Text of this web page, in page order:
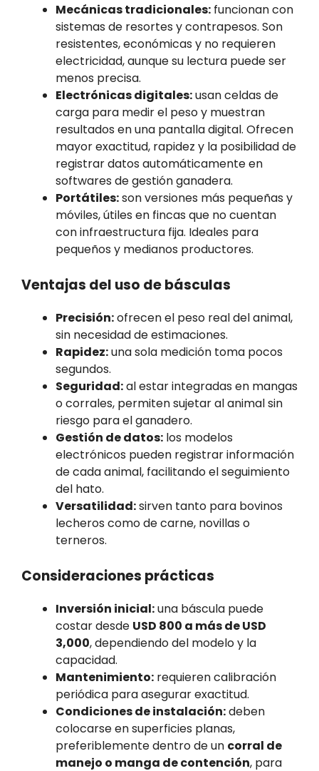
Mecánicas tradicionales: funcionan con
sistemas de resortes y contrapesos. Son
resistentes, económicas y no requieren
electricidad, aunque su lectura puede ser
menos precisa.
Electrónicas digitales:usan celdas de
carga para medir el peso y muestran
resultados en una pantalla digital. Ofrecen
mayor exactitud, rapidez y la posibilidad de
registrar datos automáticamente en
softwares de gestión ganadera.
Portátiles:son versiones más pequeñas y
móviles, útiles en fincas que no cuentan
con infraestructura fija. Ideales para
pequeños y medianos productores.
Ventajas del uso de básculas
Precisión:ofrecen el peso real del animal,
sin necesidad de estimaciones.
Rapidez:una sola medición toma pocos
segundos.
Seguridad:al estar integradas en mangas
o corrales, permiten sujetar al animal sin
riesgo para el ganadero.
Gestión de datos: los modelos
electrónicos pueden registrar información
de cada animal, facilitando el seguimiento
del hato.
Versatilidad:sirven tanto para bovinos
lecheros como de carne, novillas o
terneros.
Consideraciones prácticas
Inversión inicial:una báscula puede
costar desde USD 800 a más de USD
3,000, dependiendo del modelo y la
capacidad.
Mantenimiento: requieren calibración
periódica para asegurar exactitud.
Condiciones de instalación:deben
colocarse en superficies planas,
preferiblemente dentro de un corral de
manejo o manga de contención, para